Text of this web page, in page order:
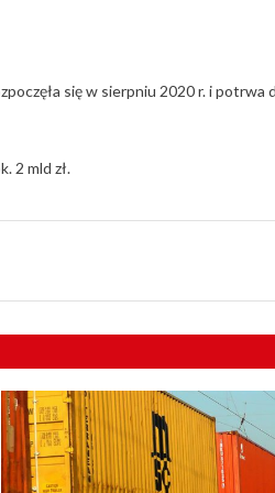
się w sierpniu 2020 r. i potrwa
2 mld zł.